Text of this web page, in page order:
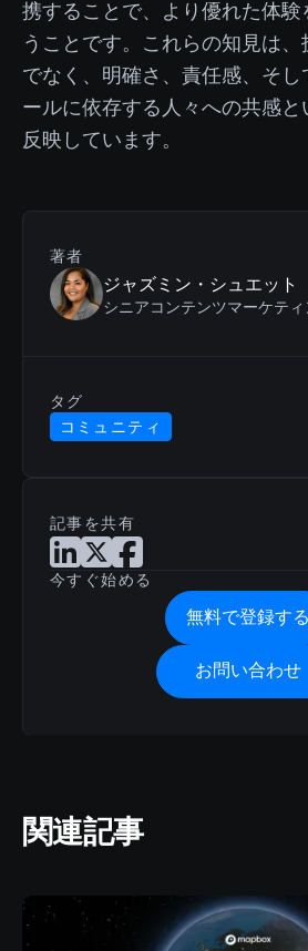
記事を共有
LinkedInで記事を共有
Xで記事を共有
Facebookで記事を共有
今すぐ始める
無料で登録する
お問い合わ
携することで、より優れた体験
うことです。これらの知見は
でなく、明確さ、責任感、そし
ールに依存する人々への共感と
反映しています。
著者
ジャズミン・シュエット
シニアコンテンツマーケテ
タグ
コミュニティ
関連記事